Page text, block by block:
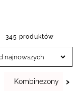
345 produktów
Kombinezony ›